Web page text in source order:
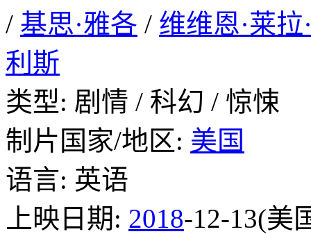
/ 基思·雅各 / 维维恩·莱拉
利斯
类型: 剧情 / 科幻 / 惊悚
制片国家/地区: 美国
语言: 英语
上映日期: 2018-12-13(美